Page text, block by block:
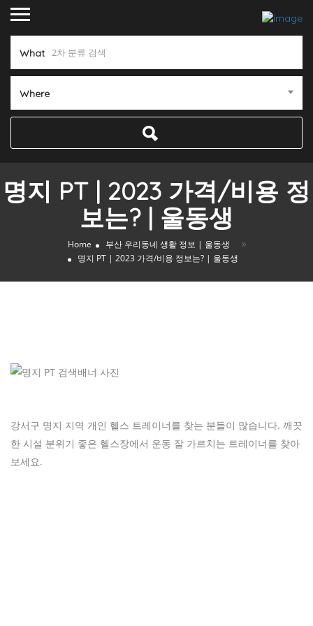
What
Where
명지 PT | 2023 가격/비용 정
보는? | 울동생
Home 부산 우리동네 생활 정보 | 울동생 »
명지 PT | 2023 가격/비용 정보는? | 울동생
강서구 명지 지역 개인 헬스 트레이너를 찾는 분들이 많습니다. 깨끗
한 시설 분위기 좋은 헬스장에서 운동 잘 가르치는 트레이너를 찾아
보세요.